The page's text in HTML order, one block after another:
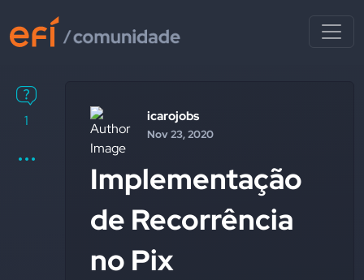
1 icarojobs
Nov 23, 2020
Implementação
de Recorrência
no Pix